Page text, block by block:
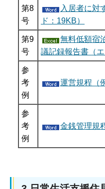
第8
号
入居者に対
ド：19KB）
第9
号
無料低額宿
議記録報告書（
参
考
例
運営規程（
参
考
例
金銭管理規